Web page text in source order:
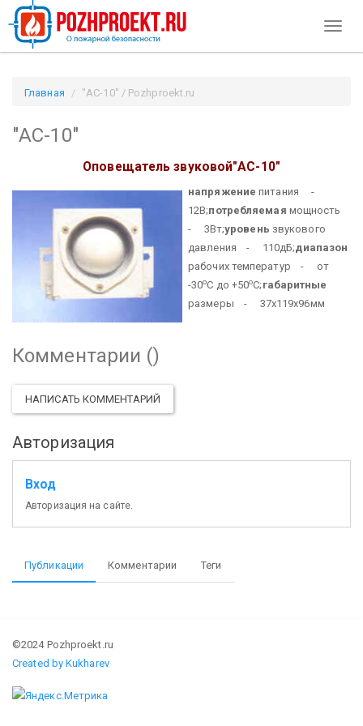
Главная "АС-10" / Pozhproekt.ru
"АС-10"
Оповещатель звуковой"АС-10"
напряжение питания -
12В;потребляемая мощность
- 3Вт;уровень звукового
давления - 110дБ;диапазон
рабочих температур - от
-30оС до +50оС; габаритные
размеры - 37х119х96мм
Комментарии ()
НАПИСАТЬ КОММЕНТАРИЙ
Авторизация
Вход
Авторизация на сайте.
Публикации Комментарии Теги
©2024 Pozhproekt.ru
Created by Kukharev